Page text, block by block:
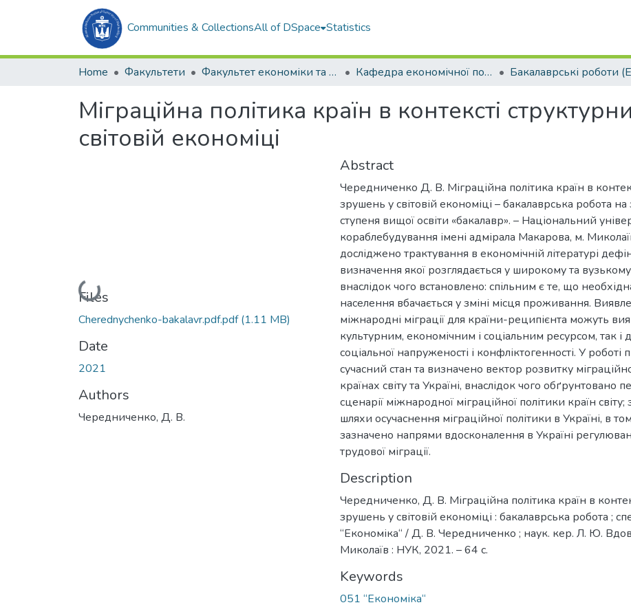
Communities & CollectionsAll of DSpace Statistics
Home Факультети Факультет економіки та екології моря (ФЕЕМ) Кафедра економічної політики та безпеки (ЕП та Б)
Міграційна політика країн в контексті
світовій економіці
Loading...
Files
Cherednychenko-bakalavr.pdf.pdf(1.11 MB)
Date
2021
Authors
Чередниченко, Д. В.
Abstract
Чередниченко Д. В. Міграційна політика країн в
зрушень у світовій економіці – бакалаврська робота на
ступеня вищої освіти «бакалавр». – Національний
кораблебудування імені адмірала Макарова, м.
досліджено трактування в економічній літературі
визначення якої розглядається у широкому та
внаслідок чого встановлено: спільним є те, що
населення вбачається у зміні місця проживання.
міжнародні міграції для країни-реципієнта можуть
культурним, економічним і соціальним ресурсом, так
соціальної напруженості і конфліктогенності. У роботі
сучасний стан та визначено вектор розвитку
країнах світу та Україні, внаслідок чого обґрунтовано
сценарії міжнародної міграційної політики країн
шляхи осучаснення міграційної політики в Україні, в
зазначено напрями вдосконалення в Україні
трудової міграції.
Description
Чередниченко, Д. В. Міграційна політика країн в
зрушень у світовій економіці : бакалаврська робота ;
“Економіка“ / Д. В. Чередниченко ; наук. кер. Л. Ю.
Миколаїв : НУК, 2021. – 64 с.
Keywords
051 “Економіка“